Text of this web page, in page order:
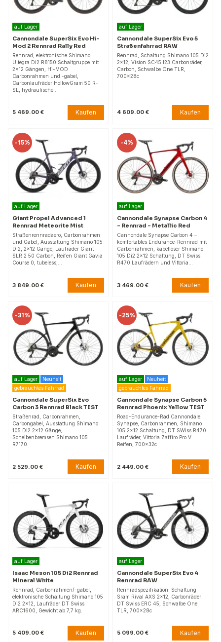
auf Lager
Cannondale SuperSix Evo Hi-
Mod 2 Rennrad Rally Red
Rennrad, elektronische Shimano
Ultegra Di2 R8150 Schaltgruppe mit
2x12 Gängen, Hi-MOD
Carbonrahmen und -gabel,
Carbonlaufräder HollowGram 50 R-
SL, hydraulische…
5 469.00 € Kaufen
auf Lager
Cannondale SuperSix Evo 5
Straßenfahrrad RAW
Rennrad, Schaltung Shimano 105 Di2
2x12, Vision SC45 I23 Carbonräder,
Carbon, Schwalbe One TLR,
700x28c
4 609.00 € Kaufen
-15%
auf Lager
Giant Propel Advanced 1
Rennrad Meteorite Mist
Straßenrennradaero, Carbonrahmen
und Gabel, Ausstattung Shimano 105
Di2, 2x12 Gänge, Laufräder Giant
SLR 2 50 Carbon, Reifen Giant Gavia
Course 0, tubeless,…
3 849.00 € Kaufen
-4%
auf Lager
Cannondale Synapse Carbon 4
– Rennrad – Metallic Red
Cannondale Synapse Carbon 4 –
komfortables Endurance-Rennrad mit
Carbonrahmen, kabelloser Shimano
105 Di2 2x12 Schaltung, DT Swiss
R470 Laufrädern und Vittoria…
3 469.00 € Kaufen
-31%
auf Lager
Neuheit
gebrauchtes Fahrrad
Cannondale SuperSix Evo
Carbon 3 Rennrad Black TEST
Straßenrad, Carbonrahmen,
Carbongabel, Ausstattung Shimano
105 Di2 2x12 Gänge,
Scheibenbremsen Shimano 105
R7170.
2 529.00 € Kaufen
-25%
auf Lager
Neuheit
gebrauchtes Fahrrad
Cannondale Synapse Carbon 5
Rennrad Phoenix Yellow TEST
Road-Endurance-Rad Cannondale
Synapse, Carbonrahmen, Shimano
105 2x12 Schaltung, DT SWiss R470
Laufräder, Vittoria Zaffiro Pro V
Reifen, 700x32c
2 449.00 € Kaufen
auf Lager
Isaac Meson 105 Di2 Rennrad
Mineral White
Rennrad, Carbonrahmen/-gabel,
elektronische Schaltung Shimano 105
Di2 2x12, Laufräder DT Swiss
ARC1600, Gewicht ab 7,7 kg.
5 409.00 € Kaufen
auf Lager
Cannondale SuperSix Evo 4
Rennrad RAW
Rennradspezifikation: Schaltung
Sram Rival AXS 2x12, Carbonräder
DT Swiss ERC 45, Schwalbe One
TLR, 700x28c
5 099.00 € Kaufen